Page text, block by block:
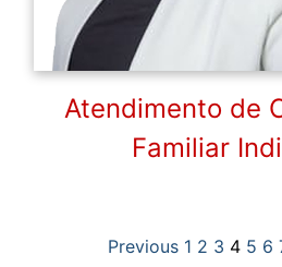
Atendimento de
Familiar
Previous 1 2 3 4 5 6